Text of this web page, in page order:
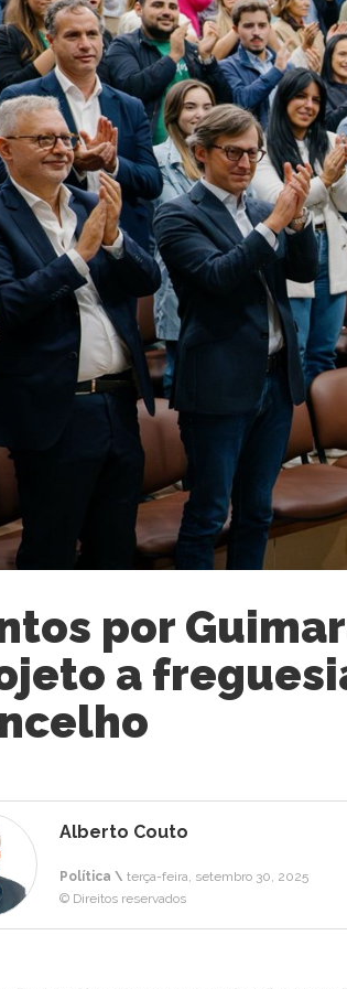
por
a
Alberto Couto
Política \ terça-feira, setembro 30, 2025
© Direitos reservados